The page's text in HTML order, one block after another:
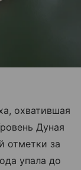
охватившая
Дуная
отметки за
упала до